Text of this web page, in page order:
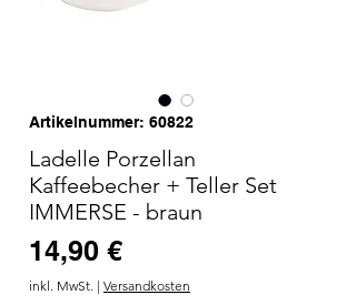
Artikelnummer: 60822
Ladelle Porzellan
Kaffeebecher + Teller Set
IMMERSE - braun
14,90 €Preis
inkl. MwSt. | Versandkosten